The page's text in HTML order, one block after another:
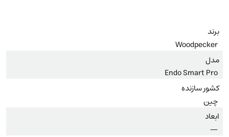
برند
Woodpecker
مدل
Endo Smart Pro
کشور سازنده
چین
ابعاد
—